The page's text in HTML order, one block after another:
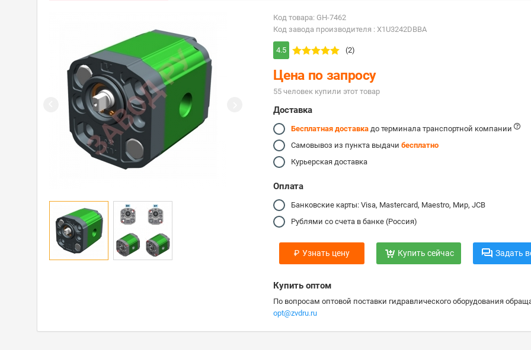
Код товара: GH-7462
Код завода производителя : X1U3242DBBA
4.5 (2)
Цена по запросу
55 человек купили этот товар
Доставка
Бесплатная доставка до терминала транспортной компании
Самовывоз из пункта выдачибесплатно
Курьерская доставка
Оплата
Банковские карты: Visa, Mastercard, Maestro, Мир, JCB
Рублями со счета в банке (Россия)
₽ Узнать цену Купить сейчас Задать
Купить оптом
По вопросам оптовой поставки гидравлического оборудования
opt@zvdru.ru